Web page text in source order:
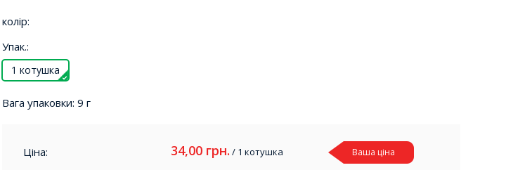
колір:
Упак.:
1 котушка
Вага упаковки: 9 г
Ціна: 34,00 грн. / 1 котушка Ваша ціна